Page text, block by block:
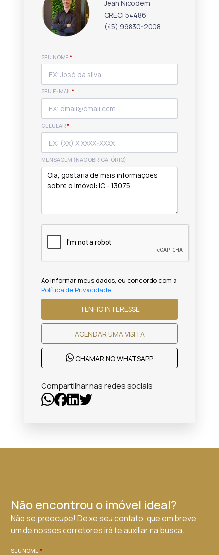
Jean Nicodem
CRECI 54486
(45) 99830-2008
SEU NOME *
SEU E-MAIL*
CELULAR *
MENSAGEM (NÃO OBRIGATÓRIO)
Ao informar meus dados, eu concordo com a
Política de Privacidade.
TENHO INTERESSE
AGENDAR UMA VISITA
CHAMAR NO WHATSAPP
Compartilhar nas redes sociais
Não encontrou o imóvel ideal?
Não se preocupe! Deixe seu contato, que em breve
um de nossos corretores irá te auxiliar na busca.
SEU NOME*